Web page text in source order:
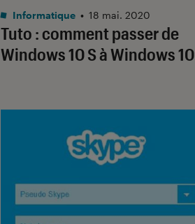
Tuto : comment passer de
Windows 10 S à Windows 10
Informatique • 18 mai. 2020